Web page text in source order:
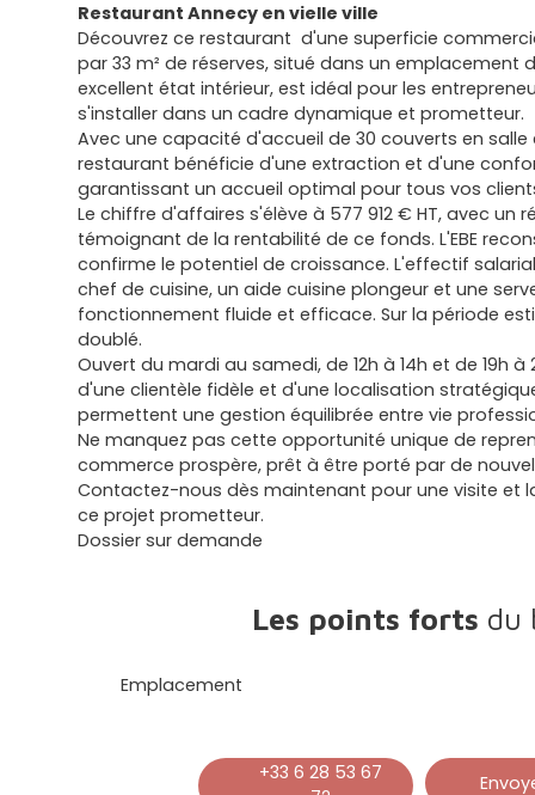
Restaurant Annecy en vielle ville
Découvrez ce restaurant d'une superficie
par 33 m² de réserves, situé dans un emplacement
excellent état intérieur, est idéal pour les
s'installer dans un cadre dynamique et prometteur.
Avec une capacité d'accueil de 30 couverts en salle
restaurant bénéficie d'une extraction et d'une
garantissant un accueil optimal pour tous vos
Le chiffre d'affaires s'élève à 577 912 € HT, avec un
témoignant de la rentabilité de ce fonds. L'EBE
confirme le potentiel de croissance. L'effectif
chef de cuisine, un aide cuisine plongeur et une
fonctionnement fluide et efficace. Sur la période
doublé.
Ouvert du mardi au samedi, de 12h à 14h et de 19h
d'une clientèle fidèle et d'une localisation
permettent une gestion équilibrée entre vie
Ne manquez pas cette opportunité unique de
commerce prospère, prêt à être porté par de
Contactez-nous dès maintenant pour une visite et
ce projet prometteur.
Dossier sur demande
Les points forts du
Emplacement
+33 6 28 53 67